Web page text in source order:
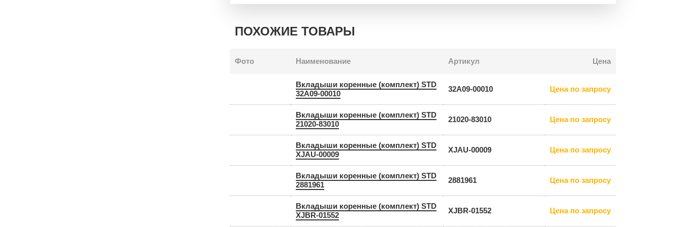
ПОХОЖИЕ ТОВАРЫ
Фото Наименование Артикул Цена
Вкладыши коренные (комплект) STD
32A09-00010
32A09-00010 Цена по запросу
Вкладыши коренные (комплект) STD
21020-83010
21020-83010 Цена по запросу
Вкладыши коренные (комплект) STD
XJAU-00009
XJAU-00009 Цена по запросу
Вкладыши коренные (комплект) STD
2881961
2881961 Цена по запросу
Вкладыши коренные (комплект) STD
XJBR-01552
XJBR-01552 Цена по запросу